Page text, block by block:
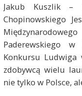
Jakub Kuszlik –
Chopinowskiego
Paderewskiego w
Konkursu Ludwiga
zdobywcą wielu
nie tylko w Polsce,